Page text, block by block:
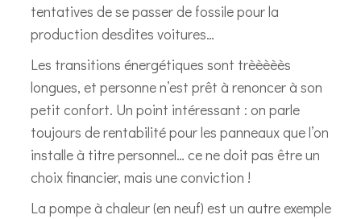
tentatives de se passer de fossile pour la
production desdites voitures…
Les transitions énergétiques sont trèèèèès
longues, et personne n’est prêt à renoncer à son
petit confort. Un point intéressant : on parle
toujours de rentabilité pour les panneaux que l’on
installe à titre personnel… ce ne doit pas être un
choix financier, mais une conviction !
La pompe à chaleur (en neuf) est un autre exemple